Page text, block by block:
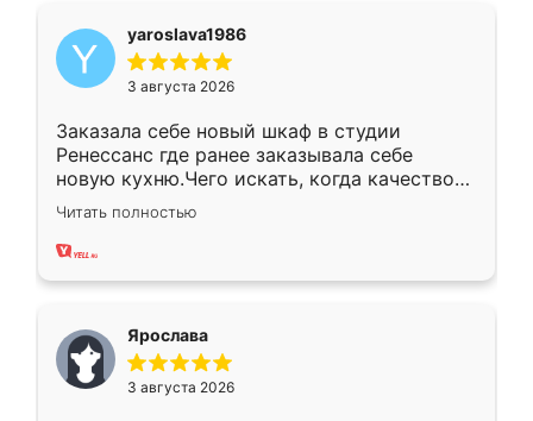
yaroslava1986
3 августа 2026
Заказала себе новый шкаф в студии
Ренессанс где ранее заказывала себе
новую кухню.Чего искать, когда качеством
вполне довольна. Служит кухня уже почти
два года, нареканий нет.
Читать полностью
Ярослава
3 августа 2026